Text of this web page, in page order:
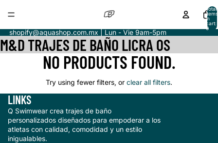
Total
items
in
cart:
0
shopify@aquashop.com.mx | Lun - Vie 9am-5pm
M&D TRAJES DE BAÑO LICRA OS
NO PRODUCTS FOUND.
Try using fewer filters, or clear all filters.
LINKS
Q Swimwear crea trajes de baño
personalizados diseñados para empoderar a los
atletas con calidad, comodidad y un estilo
inigualables.